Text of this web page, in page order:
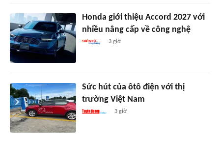
Honda giới thiệu Accord 2027 với
nhiều nâng cấp về công nghệ
3 giờ
Sức hút của ôtô điện với thị
trường Việt Nam
3 giờ